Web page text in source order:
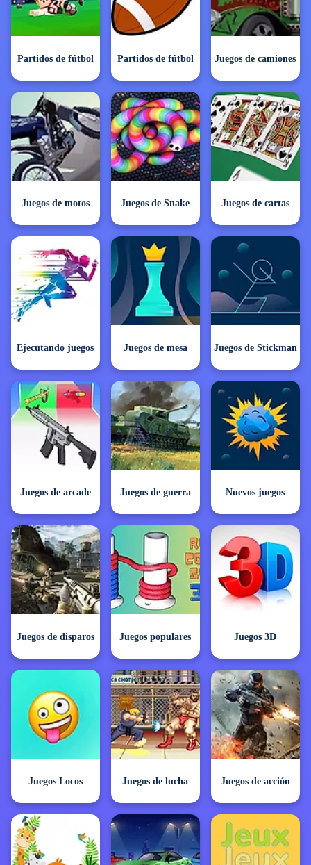
Partidos de fútbol Partidos de fútbol Juegos de camiones
Juegos de motos Juegos de Snake Juegos de cartas
Ejecutando juegos Juegos de mesa Juegos de Stickman
Juegos de arcade Juegos de guerra Nuevos juegos
Juegos de disparos Juegos populares Juegos 3D
Juegos Locos Juegos de lucha Juegos de acción